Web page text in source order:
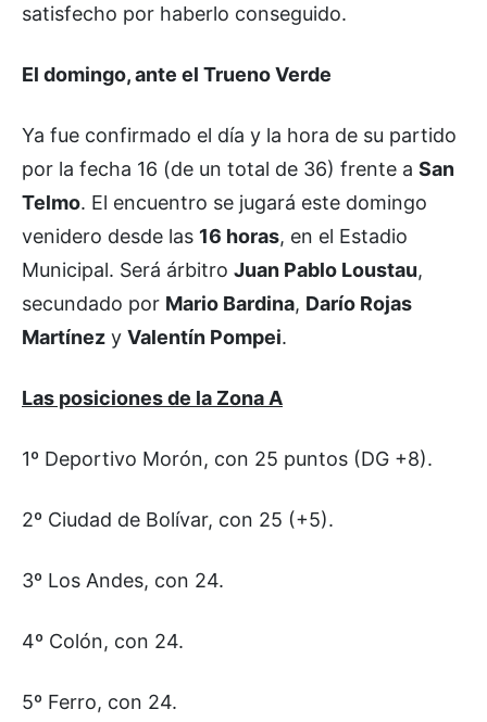
satisfecho por haberlo conseguido.
El domingo, ante el Trueno Verde
Ya fue confirmado el día y la hora de su partido
por la fecha 16 (de un total de 36) frente a San
Telmo. El encuentro se jugará este domingo
venidero desde las 16 horas, en el Estadio
Municipal. Será árbitro Juan Pablo Loustau,
secundado por Mario Bardina, Darío Rojas
Martínez y Valentín Pompei.
Las posiciones de la Zona A
1º Deportivo Morón, con 25 puntos (DG +8).
2º Ciudad de Bolívar, con 25 (+5).
3º Los Andes, con 24.
4º Colón, con 24.
5º Ferro, con 24.